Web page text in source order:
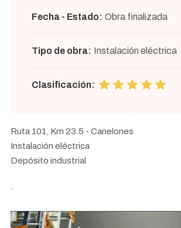
Fecha - Estado: Obra finalizada
Tipo de obra: Instalación eléctrica
Clasificación:
Ruta 101, Km 23.5 - Canelones
Instalación eléctrica
Depósito industrial
.